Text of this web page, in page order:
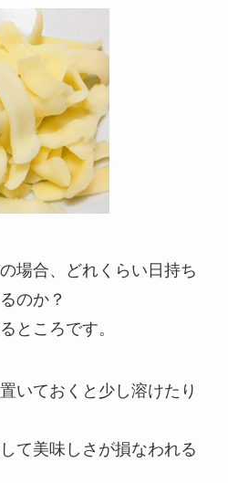
場合、どれくらい日持ち
のか？
ところです。
いておくと少し溶けたり
て美味しさが損なわれる